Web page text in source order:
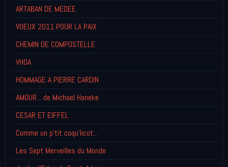
ARTABAN DE MEDEE
VOEUX 2011 POUR LA PAIX
CHEMIN DE COMPOSTELLE
VHOA
HOMMAGE A PIERRE CARDIN
AMOUR... de Michael Haneke
CESAR ET EIFFEL
Comme un p'tit coqu'licot...
Les Sept Merveilles du Monde